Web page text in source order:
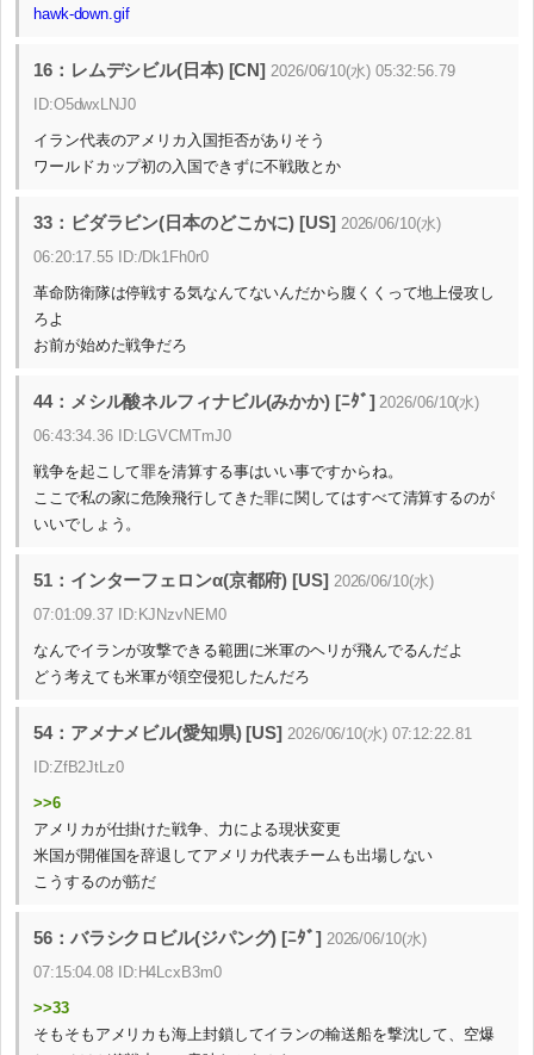
hawk-down.gif
16：レムデシビル(日本) [CN] 2026/06/10(水) 05:32:56.79
ID:O5dwxLNJ0
イラン代表のアメリカ入国拒否がありそう
ワールドカップ初の入国できずに不戦敗とか
33：ビダラビン(日本のどこかに) [US] 2026/06/10(水)
06:20:17.55 ID:/Dk1Fh0r0
革命防衛隊は停戦する気なんてないんだから腹くくって地上侵攻し
ろよ
お前が始めた戦争だろ
44：メシル酸ネルフィナビル(みかか) [ﾆﾀﾞ] 2026/06/10(水)
06:43:34.36 ID:LGVCMTmJ0
戦争を起こして罪を清算する事はいい事ですからね。
ここで私の家に危険飛行してきた罪に関してはすべて清算するのが
いいでしょう。
51：インターフェロンα(京都府) [US] 2026/06/10(水)
07:01:09.37 ID:KJNzvNEM0
なんでイランが攻撃できる範囲に米軍のヘリが飛んでるんだよ
どう考えても米軍が領空侵犯したんだろ
54：アメナメビル(愛知県) [US] 2026/06/10(水) 07:12:22.81
ID:ZfB2JtLz0
>>6
アメリカが仕掛けた戦争、力による現状変更
米国が開催国を辞退してアメリカ代表チームも出場しない
こうするのが筋だ
56：バラシクロビル(ジパング) [ﾆﾀﾞ] 2026/06/10(水)
07:15:04.08 ID:H4LcxB3m0
>>33
そもそもアメリカも海上封鎖してイランの輸送船を撃沈して、空爆